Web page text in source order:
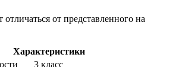
от представленного на
Характеристики
3 класс